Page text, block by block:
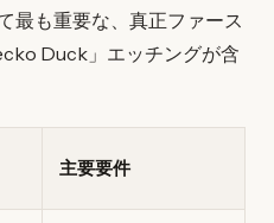
最も重要な、真正ファース
Duck」エッチングが含
主要要件